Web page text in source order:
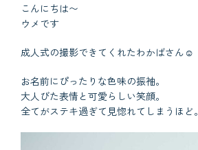
こんにちは〜
ウメです
成人式の撮影できてくれたわかばさん☺︎
お名前にぴったりな色味の振袖。
大人びた表情と可愛らしい笑顔。
全てがステキ過ぎて見惚れてしまうほど。